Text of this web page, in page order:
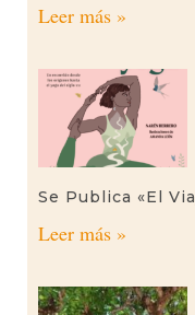
Leer más »
Se Publica «El
Leer más »